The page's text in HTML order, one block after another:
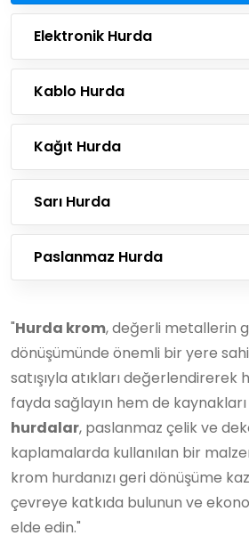
Elektronik Hurda
Kablo Hurda
Kağıt Hurda
Sarı Hurda
Paslanmaz Hurda
"Hurda krom, değerli metallerin
dönüşümünde önemli bir yere
satışıyla atıkları değerlendirerek
fayda sağlayın hem de
hurdalar, paslanmaz çelik ve
kaplamalarda kullanılan bir
krom hurdanızı geri dönüşüme
çevreye katkıda bulunun ve
elde edin."